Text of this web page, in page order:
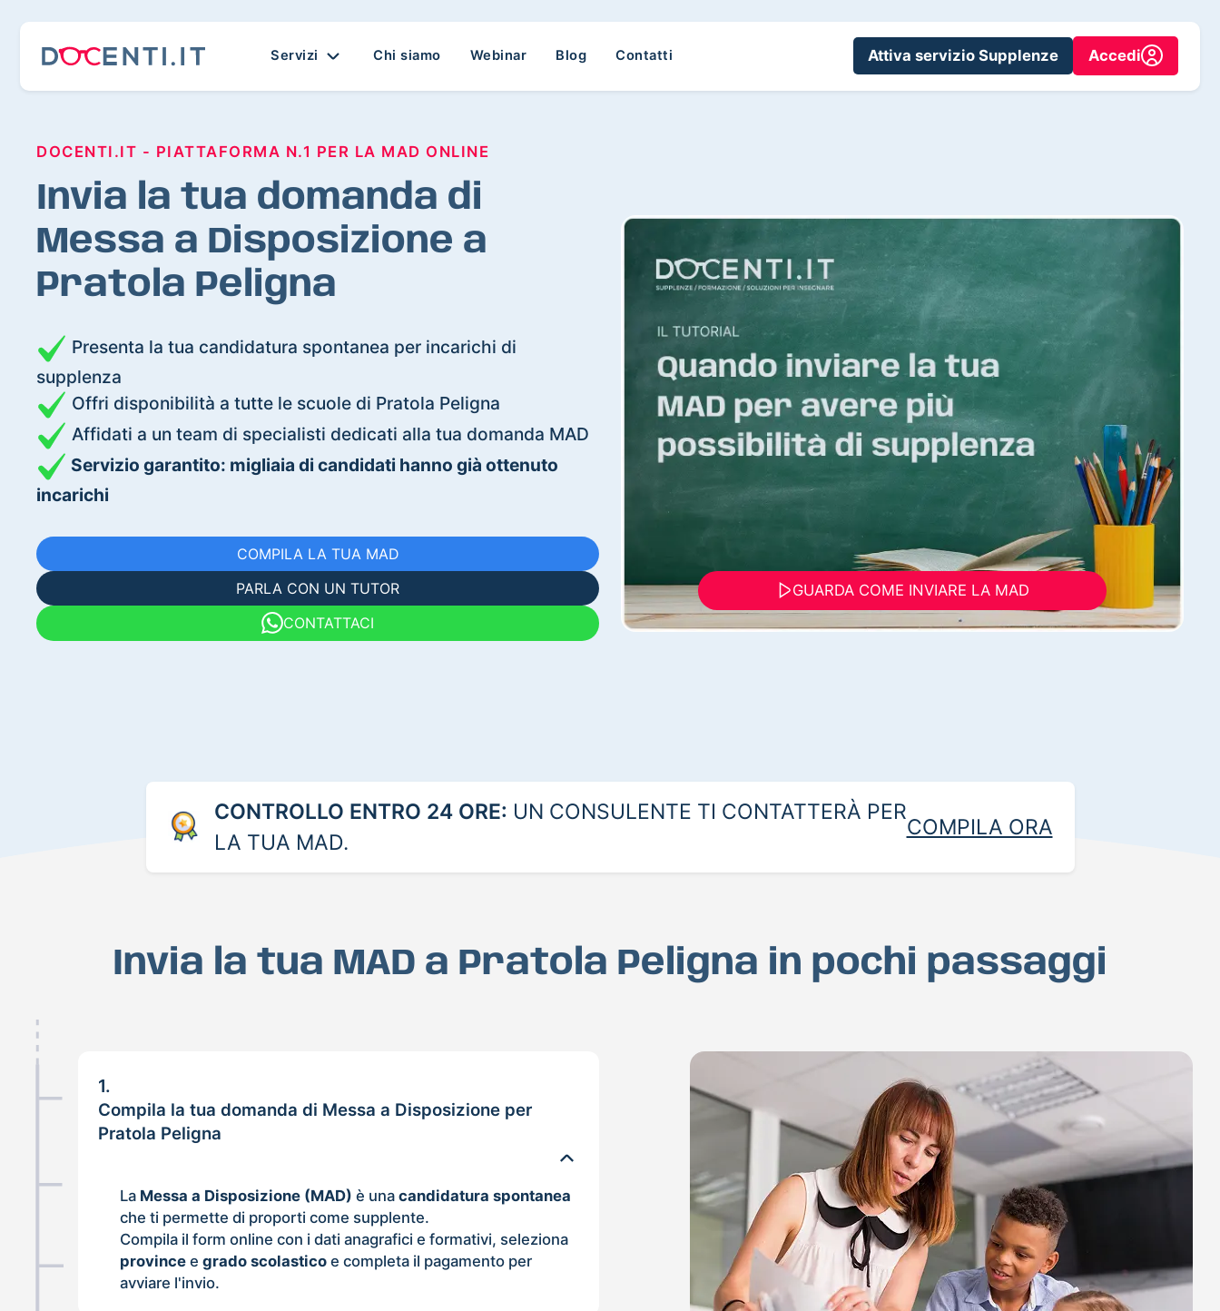
Servizi Chi siamo Webinar Blog Contatti Attiva servizio Supplenze Accedi
DOCENTI.IT - PIATTAFORMA N.1 PER LA MAD ONLINE
Invia la tua domanda di
Messa a Disposizione a
Pratola Peligna
Presenta la tua candidatura spontanea per incarichi di
supplenza
Offri disponibilità a tutte le scuole di Pratola Peligna
Affidati a un team di specialisti dedicati alla tua domanda MAD
Servizio garantito: migliaia di candidati hanno già ottenuto
incarichi
COMPILA LA TUA MAD
PARLA CON UN TUTOR
CONTATTACI
GUARDA COME INVIARE LA MAD
CONTROLLO ENTRO 24 ORE: UN CONSULENTE TI CONTATTERÀ PER
LA TUA MAD.
COMPILA ORA
Invia la tua MAD a Pratola Peligna in pochi passaggi
1.
Compila la tua domanda di Messa a Disposizione per
Pratola Peligna
La Messa a Disposizione (MAD) è unacandidatura spontanea
che ti permette di proporti come supplente.
Compila il form online con i dati anagrafici e formativi, seleziona
province egrado scolastico e completa il pagamento per
avviare l'invio.